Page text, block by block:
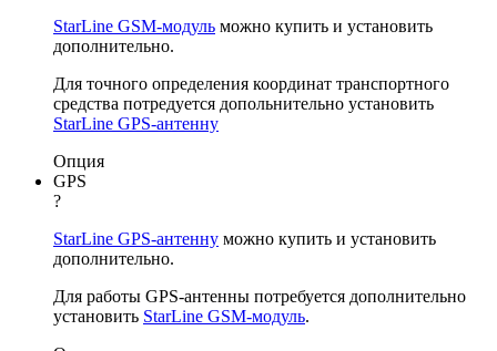
StarLine GSM-модуль можно купить и установить
дополнительно.
Для точного определения координат транспортного
средства потредуется допольнительно установить
StarLine GPS-антенну
Опция
GPS
?
StarLine GPS-антенну можно купить и установить
дополнительно.
Для работы GPS-антенны потребуется дополнительно
установить StarLine GSM-модуль.